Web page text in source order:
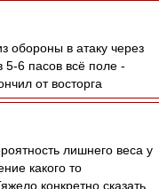
обороны в атаку через
5-6 пасов всё поле -
от восторга
лишнего веса у
какого то
конкретно сказать